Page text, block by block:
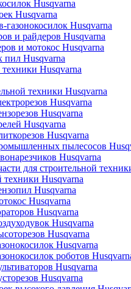
Husqvarna
Husqvarna
газонокосилок Husqvarna
и райдеров Husqvarna
и мотокос Husqvarna
пил Husqvarna
Husqvarna
техники Husqvarna
Husqvarna
Husqvarna
Husqvarna
Husqvarna
пылесосов
Husqvarna
для строительной
техники Husqvarna
Husqvarna
Husqvarna
Husqvarna
Husqvarna
Husqvarna
Husqvarna
роботов
Husqvarna
Husqvarna